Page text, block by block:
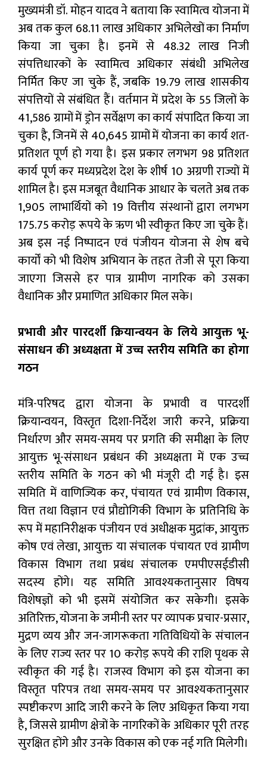
मुख्यमंत्री डॉ. मोहन यादव ने बताया कि स्वामित्व योजना में
अब तक कुल 68.11 लाख अधिकार अभिलेखों का निर्माण
किया जा चुका है। इनमें से 48.32 लाख निजी
संपत्तिधारकों के स्वामित्व अधिकार संबंधी अभिलेख
निर्मित किए जा चुके हैं, जबकि 19.79 लाख शासकीय
संपत्तियों से संबंधित हैं। वर्तमान में प्रदेश के 55 जिलों के
41,586 ग्रामों में ड्रोन सर्वेक्षण का कार्य संपादित किया जा
चुका है, जिनमें से 40,645 ग्रामों में योजना का कार्य शत-
प्रतिशत पूर्ण हो गया है। इस प्रकार लगभग 98 प्रतिशत
कार्य पूर्ण कर मध्यप्रदेश देश के शीर्ष 10 अग्रणी राज्यों में
शामिल है। इस मजबूत वैधानिक आधार के चलते अब तक
1,905 लाभार्थियों को 19 वित्तीय संस्थानों द्वारा लगभग
175.75 करोड़ रूपये के ऋण भी स्वीकृत किए जा चुके हैं।
अब इस नई निष्पादन एवं पंजीयन योजना से शेष बचे
कार्यों को भी विशेष अभियान के तहत तेजी से पूरा किया
जाएगा जिससे हर पात्र ग्रामीण नागरिक को उसका
वैधानिक और प्रमाणित अधिकार मिल सके।
प्रभावी और पारदर्शी क्रियान्वयन के लिये आयुक्त भू-
संसाधन की अध्यक्षता में उच्च स्तरीय समिति का होगा
गठन
मंत्रि-परिषद द्वारा योजना के प्रभावी व पारदर्शी
क्रियान्वयन, विस्तृत दिशा-निर्देश जारी करने, प्रक्रिया
निर्धारण और समय-समय पर प्रगति की समीक्षा के लिए
आयुक्त भू-संसाधन प्रबंधन की अध्यक्षता में एक उच्च
स्तरीय समिति के गठन को भी मंजूरी दी गई है। इस
समिति में वाणिज्यिक कर, पंचायत एवं ग्रामीण विकास,
वित्त तथा विज्ञान एवं प्रौद्योगिकी विभाग के प्रतिनिधि के
रूप में महानिरीक्षक पंजीयन एवं अधीक्षक मुद्रांक, आयुक्त
कोष एवं लेखा, आयुक्त या संचालक पंचायत एवं ग्रामीण
विकास विभाग तथा प्रबंध संचालक एमपीएसईडीसी
सदस्य होंगे। यह समिति आवश्यकतानुसार विषय
विशेषज्ञों को भी इसमें संयोजित कर सकेगी। इसके
अतिरिक्त, योजना के जमीनी स्तर पर व्यापक प्रचार-प्रसार,
मुद्रण व्यय और जन-जागरूकता गतिविधियों के संचालन
के लिए राज्य स्तर पर 10 करोड़ रूपये की राशि पृथक से
स्वीकृत की गई है। राजस्व विभाग को इस योजना का
विस्तृत परिपत्र तथा समय-समय पर आवश्यकतानुसार
स्पष्टीकरण आदि जारी करने के लिए अधिकृत किया गया
है, जिससे ग्रामीण क्षेत्रों के नागरिकों के अधिकार पूरी तरह
सुरक्षित होंगे और उनके विकास को एक नई गति मिलेगी।